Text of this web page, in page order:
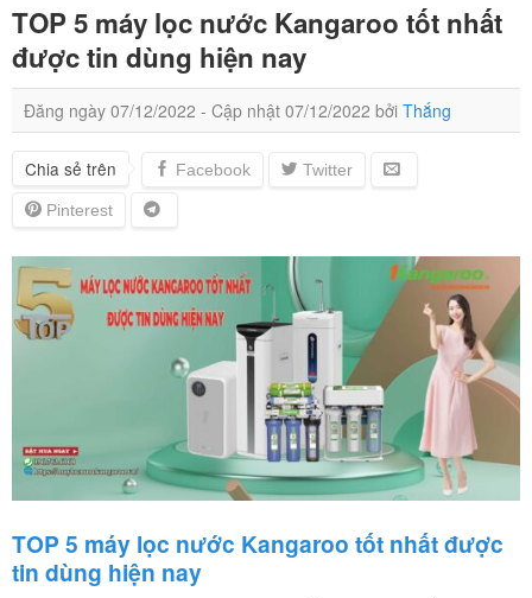
TOP 5 máy lọc nước Kangaroo tốt nhất
được tin dùng hiện nay
Đăng ngày 07/12/2022 - Cập nhật 07/12/2022 bởi Thắng
Chia sẻ trên
TOP 5 máy lọc nước Kangaroo tốt nhất được
tin dùng hiện nay